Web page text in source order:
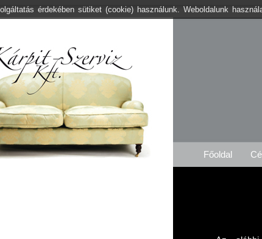
Főoldal
érdekében sütiket (cookie) használunk. Weboldalunk